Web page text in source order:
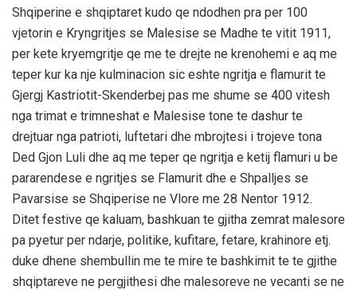
Shqiperine e shqiptaret kudo qe ndodhen pra per 100
vjetorin e Kryngritjes se Malesise se Madhe te vitit 1911,
per kete kryemgritje qe me te drejte ne krenohemi e aq me
teper kur ka nje kulminacion sic eshte ngritja e flamurit te
Gjergj Kastriotit-Skenderbej pas me shume se 400 vitesh
nga trimat e trimneshat e Malesise tone te dashur te
drejtuar nga patrioti, luftetari dhe mbrojtesi i trojeve tona
Ded Gjon Luli dhe aq me teper qe ngritja e ketij flamuri u be
pararendese e ngritjes se Flamurit dhe e Shpalljes se
Pavarsise se Shqiperise ne Vlore me 28 Nentor 1912.
Ditet festive qe kaluam, bashkuan te gjitha zemrat malesore
pa pyetur per ndarje, politike, kufitare, fetare, krahinore etj.
duke dhene shembullin me te mire te bashkimit te te gjithe
shqiptareve ne pergjithesi dhe malesoreve ne vecanti se ne